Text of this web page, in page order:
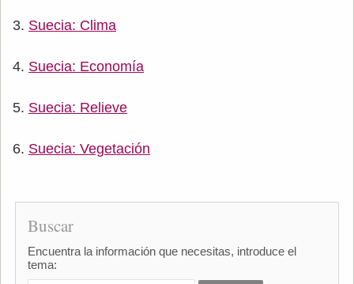
Suecia: Clima
Suecia: Economía
Suecia: Relieve
Suecia: Vegetación
Buscar
Encuentra la información que necesitas, introduce el
tema: